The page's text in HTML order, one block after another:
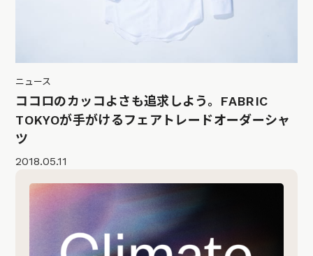
ニュース
ココロのカッコよさも追求しよう。FABRIC
TOKYOが手がけるフェアトレードオーダーシャ
ツ
2018.05.11